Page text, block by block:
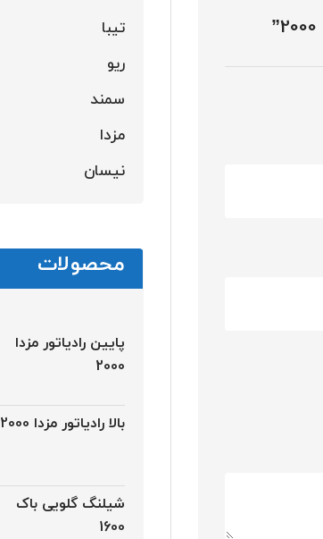
تیبا
ریو
سمند
مزدا
نیسان
محصولات
پایین رادیاتور مزدا
2000
بالا رادیاتور مزدا 2000
شیلنگ گلویی باک
1600